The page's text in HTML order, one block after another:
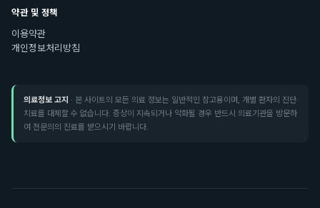
약관 및 정책
이용약관
개인정보처리방침
의료정보 고지 · 본 사이트의 모든 의료 정보는 일반적인 참고용이며, 개별 환자의 진단·
치료를 대체할 수 없습니다. 증상이 지속되거나 악화될 경우 반드시 의료기관을 방문하
여 전문의의 진료를 받으시기 바랍니다.